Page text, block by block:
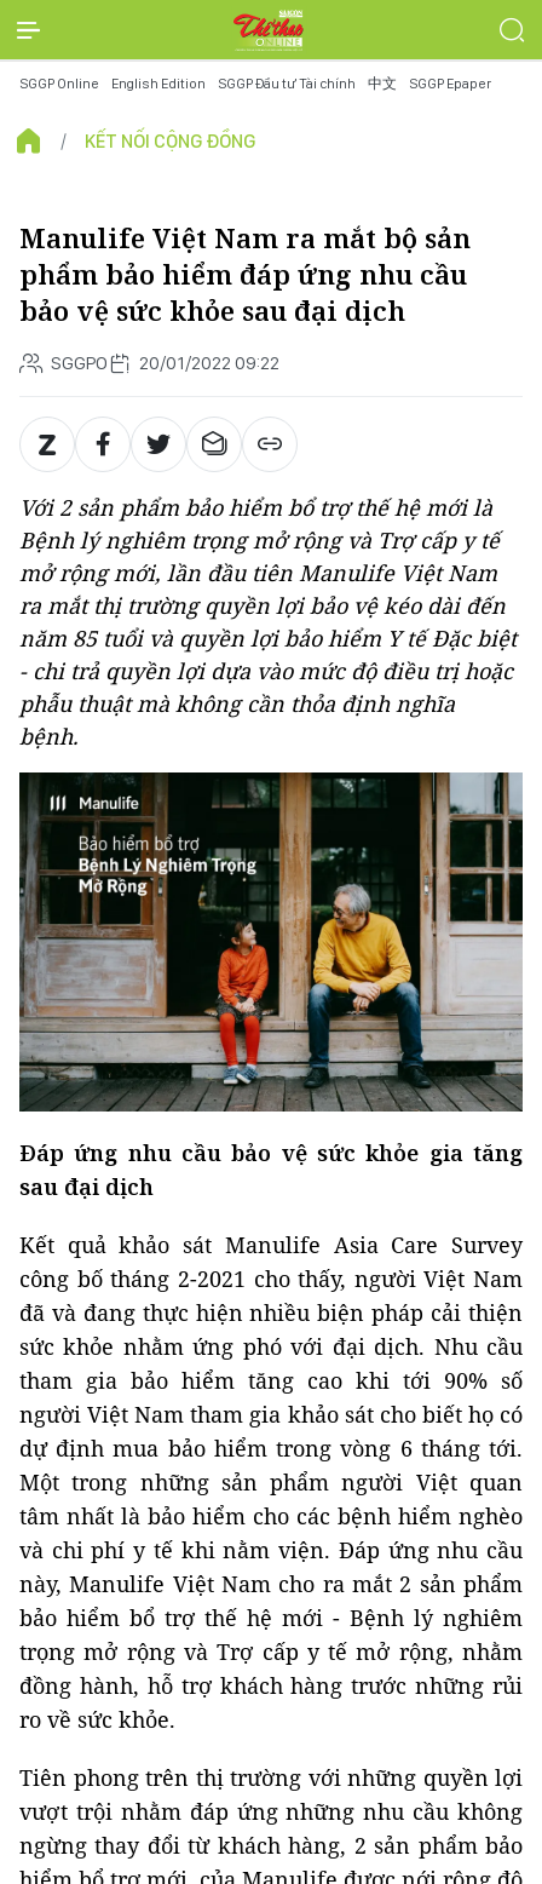
SGGP Online English Edition SGGP Đầu tư Tài chính 中文 SGGP Epaper
KẾT NỐI CỘNG ĐỒNG
Manulife Việt Nam ra mắt bộ sản
phẩm bảo hiểm đáp ứng nhu cầu
bảo vệ sức khỏe sau đại dịch
SGGPO 20/01/2022 09:22
Với 2 sản phẩm bảo hiểm bổ trợ thế hệ mới là
Bệnh lý nghiêm trọng mở rộng và Trợ cấp y tế
mở rộng mới, lần đầu tiên Manulife Việt Nam
ra mắt thị trường quyền lợi bảo vệ kéo dài đến
năm 85 tuổi và quyền lợi bảo hiểm Y tế Đặc biệt
- chi trả quyền lợi dựa vào mức độ điều trị hoặc
phẫu thuật mà không cần thỏa định nghĩa
bệnh.
Đáp ứng nhu cầu bảo vệ sức khỏe gia tăng
sau đại dịch
Kết quả khảo sát Manulife Asia Care Survey
công bố tháng 2-2021 cho thấy, người Việt Nam
đã và đang thực hiện nhiều biện pháp cải thiện
sức khỏe nhằm ứng phó với đại dịch. Nhu cầu
tham gia bảo hiểm tăng cao khi tới 90% số
người Việt Nam tham gia khảo sát cho biết họ có
dự định mua bảo hiểm trong vòng 6 tháng tới.
Một trong những sản phẩm người Việt quan
tâm nhất là bảo hiểm cho các bệnh hiểm nghèo
và chi phí y tế khi nằm viện. Đáp ứng nhu cầu
này, Manulife Việt Nam cho ra mắt 2 sản phẩm
bảo hiểm bổ trợ thế hệ mới - Bệnh lý nghiêm
trọng mở rộng và Trợ cấp y tế mở rộng, nhằm
đồng hành, hỗ trợ khách hàng trước những rủi
ro về sức khỏe.
Tiên phong trên thị trường với những quyền lợi
vượt trội nhằm đáp ứng những nhu cầu không
ngừng thay đổi từ khách hàng, 2 sản phẩm bảo